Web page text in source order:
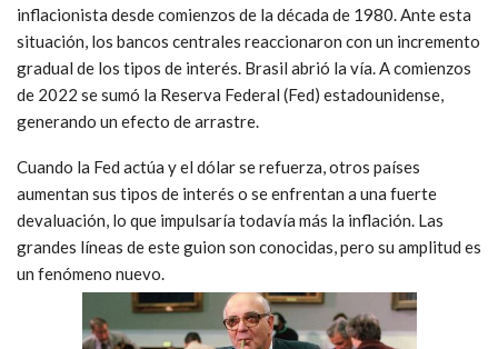
inflacionista desde comienzos de la década de 1980. Ante esta
situación, los bancos centrales reaccionaron con un incremento
gradual de los tipos de interés. Brasil abrió la vía. A comienzos
de 2022 se sumó la Reserva Federal (Fed) estadounidense,
generando un efecto de arrastre.
Cuando la Fed actúa y el dólar se refuerza, otros países
aumentan sus tipos de interés o se enfrentan a una fuerte
devaluación, lo que impulsaría todavía más la inflación. Las
grandes líneas de este guion son conocidas, pero su amplitud es
un fenómeno nuevo.